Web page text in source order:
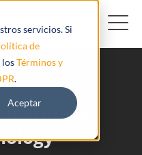
servicios. Si
de
losTérminos y
.
Aceptar